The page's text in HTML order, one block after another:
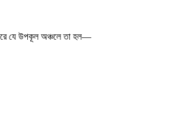
যে উপকূল অঞ্চলে তা হল—